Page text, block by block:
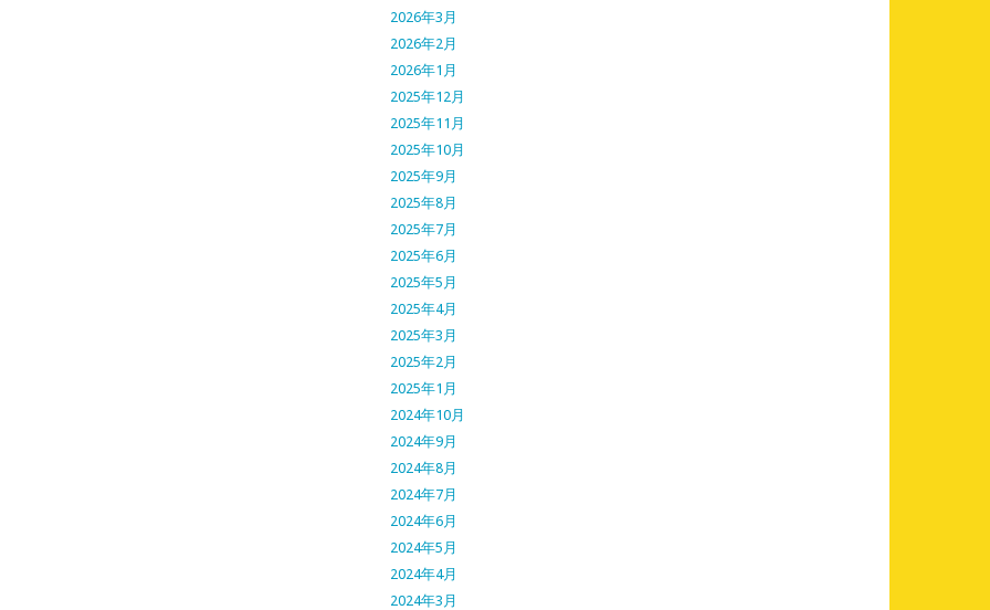
2026年3月
2026年2月
2026年1月
2025年12月
2025年11月
2025年10月
2025年9月
2025年8月
2025年7月
2025年6月
2025年5月
2025年4月
2025年3月
2025年2月
2025年1月
2024年10月
2024年9月
2024年8月
2024年7月
2024年6月
2024年5月
2024年4月
2024年3月